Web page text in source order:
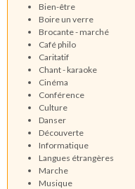
Bien-être
Boire un verre
Brocante - marché
Café philo
Caritatif
Chant - karaoke
Cinéma
Conférence
Culture
Danser
Découverte
Informatique
Langues étrangères
Marche
Musique